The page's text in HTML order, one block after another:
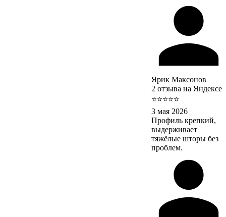
Ярик Максонов
2 отзыва на Яндексе
⭐⭐⭐⭐⭐
3 мая 2026
Профиль крепкий,
выдерживает
тяжёлые шторы без
проблем.